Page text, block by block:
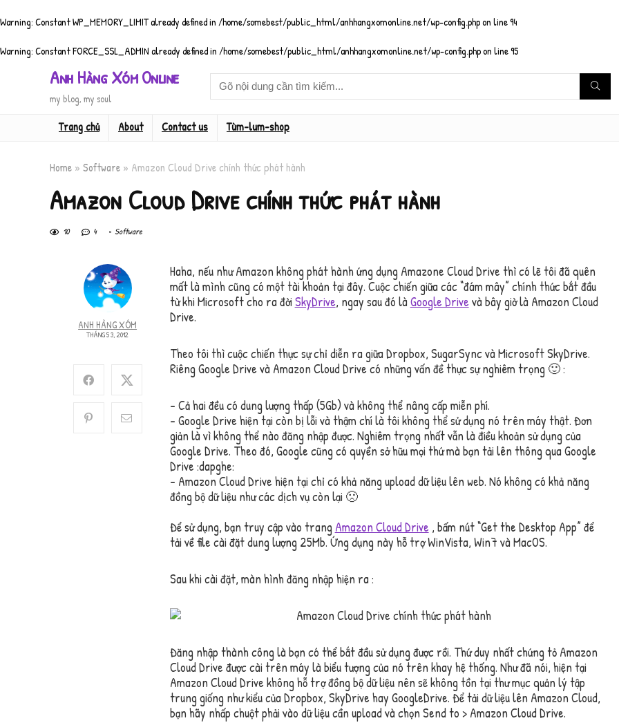
Warning: Constant WP_MEMORY_LIMIT already defined in/home/somebest/public_html/anhhangxomonline.net/wp-config.phpon line94
Warning: Constant FORCE_SSL_ADMIN already defined in/home/somebest/public_html/anhhangxomonline.net/wp-config.phpon line95
Anh Hàng Xóm Online
my blog, my soul
Trang chủ About Contact us Tùm-lum-shop
Home » Software » Amazon Cloud Drive chính thức phát hành
Amazon Cloud Drive chính thức phát hành
10 4 Software
ANH HÀNG XÓM
THÁNG 5 3, 2012
Haha, nếu như Amazon không phát hành ứng dụng Amazone Cloud Drive thì có lẽ tôi đã quên
mất là mình cũng có một tài khoản tại đây. Cuộc chiến giữa các “đám mây” chính thức bắt đầu
từ khi Microsoft cho ra đời SkyDrive, ngay sau đó là Google Drive và bây giờ là Amazon Cloud
Drive.
Theo tôi thì cuộc chiến thực sự chỉ diễn ra giữa Dropbox, SugarSync và Microsoft SkyDrive.
Riêng Google Drive và Amazon Cloud Drive có những vấn đề thực sự nghiêm trọng 🙂 :
– Cả hai đều có dung lượng thấp (5Gb) và không thể nâng cấp miễn phí.
– Google Drive hiện tại còn bị lỗi và thậm chí là tôi không thể sử dụng nó trên máy thật. Đơn
giản là vì không thể nào đăng nhập được. Nghiêm trọng nhất vẫn là điều khoản sử dụng của
Google Drive. Theo đó, Google cũng có quyền sở hữu mọi thứ mà bạn tải lên thông qua Google
Drive :dapghe:
– Amazon Cloud Drive hiện tại chỉ có khả năng upload dữ liệu lên web. Nó không có khả năng
đồng bộ dữ liệu như các dịch vụ còn lại 🙁
Để sử dụng, bạn truy cập vào trang Amazon Cloud Drive , bấm nút “Get the Desktop App” để
tải về file cài đặt dung lượng 25Mb. Ứng dụng này hỗ trợ WinVista, Win7 và MacOS.
Sau khi cài đặt, màn hình đăng nhập hiện ra :
Đăng nhập thành công là bạn có thể bắt đầu sử dụng được rồi. Thứ duy nhất chứng tỏ Amazon
Cloud Drive được cài trên máy là biểu tượng của nó trên khay hệ thống. Như đã nói, hiện tại
Amazon Cloud Drive không hỗ trợ đồng bộ dữ liệu nên sẽ không tồn tại thư mục quản lý tập
trung giống như kiểu của Dropbox, SkyDrive hay GoogleDrive. Để tải dữ liệu lên Amazon Cloud,
bạn hãy nhấp chuột phải vào dữ liệu cần upload và chọn Send to > Amazon Cloud Drive.